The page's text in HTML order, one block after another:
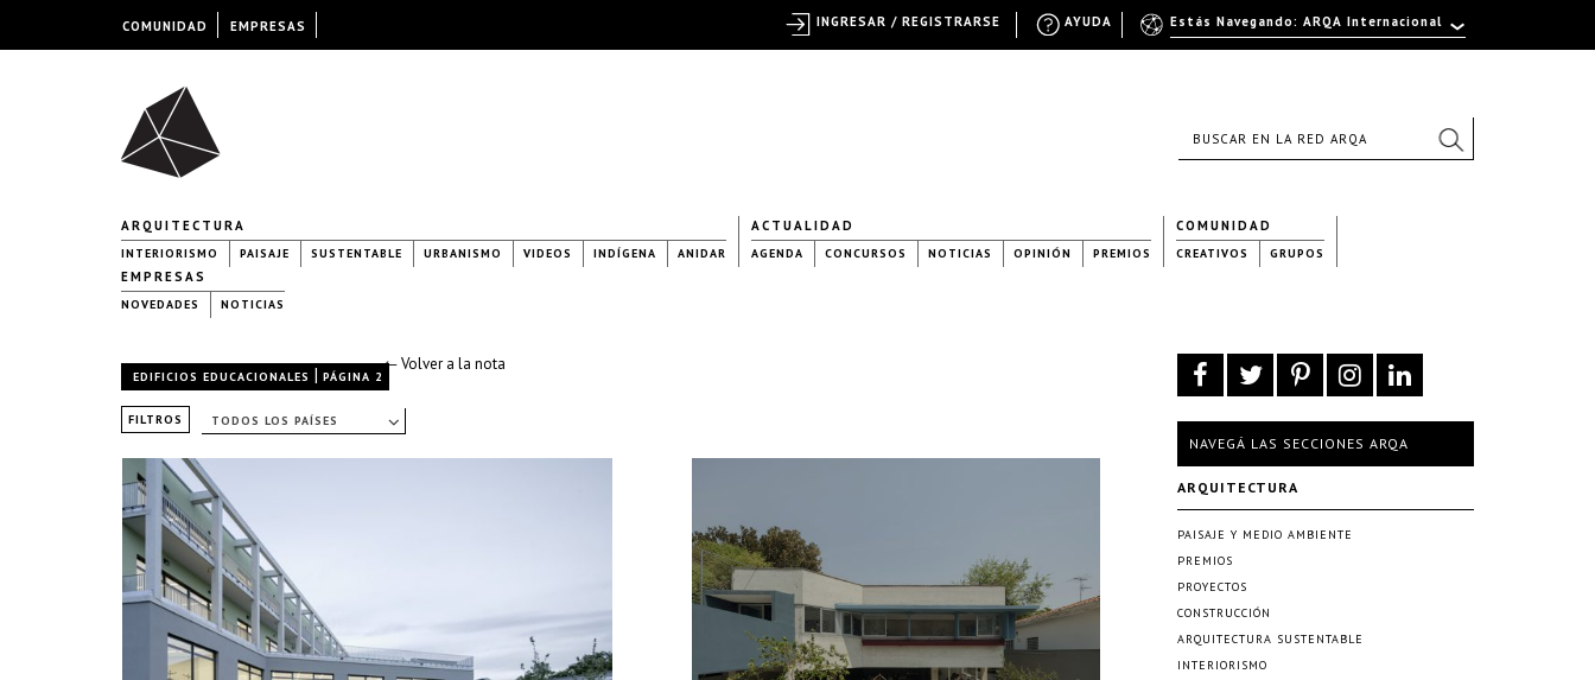
ARQUITECTURA
INTERIORISMO PAISAJE SUSTENTABLE URBANISMO VIDEOS INDÍGENA ANIDAR
ACTUALIDAD
AGENDA CONCURSOS NOTICIAS OPINIÓN PREMIOS
COMUNIDAD
CREATIVOS GRUPOS
EMPRESAS
NOVEDADES NOTICIAS
← Volver a la nota
EDIFICIOS EDUCACIONALES | PÁGINA 2
FILTROS TODOS LOS PAÍSES
NAVEGÁ LAS SECCIONES ARQA
ARQUITECTURA
PAISAJE Y MEDIO AMBIENTE
PREMIOS
PROYECTOS
CONSTRUCCIÓN
ARQUITECTURA SUSTENTABLE
INTERIORISMO
COMUNIDAD EMPRESAS Estás Navegando: ARQA Internacional
AYUDA
INGRESAR / REGISTRARSE